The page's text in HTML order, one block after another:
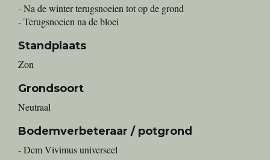
- Na de winter terugsnoeien tot op de grond
- Terugsnoeien na de bloei
Standplaats
Zon
Grondsoort
Neutraal
Bodemverbeteraar / potgrond
- Dcm Vivimus universeel